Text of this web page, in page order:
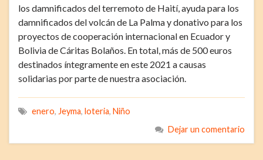
los damnificados del terremoto de Haití, ayuda para los
damnificados del volcán de La Palma y donativo para los
proyectos de cooperación internacional en Ecuador y
Bolivia de Cáritas Bolaños. En total, más de 500 euros
destinados íntegramente en este 2021 a causas
solidarias por parte de nuestra asociación.
enero, Jeyma, loteria, Niño
Dejar un comentario